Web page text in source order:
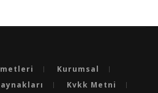
Kurumsal
Kvkk Metni